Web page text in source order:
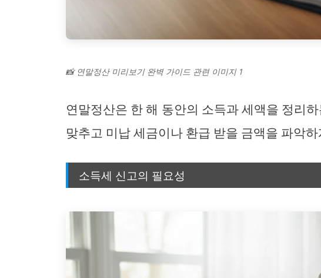
📸 연말정산 미리보기 완벽 가이드 관련 이미지 1
연말정산은 한 해 동안의 소득과 세액을 정리
맞추고 미납 세금이나 환급 받을 금액을 파악
소득세 신고의 필요성